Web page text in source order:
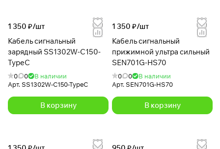
1 350 ₽/шт
Кабель сигнальный
зарядный SS1302W-C150-
TypeC
0 0
В наличии
Арт.SS1302W-C150-TypeC
В корзину
1 350 ₽/шт
Кабель сигнальный
прижимной ультра сильный
SEN701G-HS70
0 0
В наличии
Арт.SEN701G-HS70
В корзину